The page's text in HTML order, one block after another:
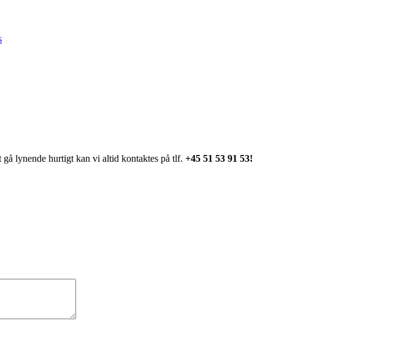
lynende hurtigt kan vi altid kontaktes på tlf. +45 51 53 91 53!